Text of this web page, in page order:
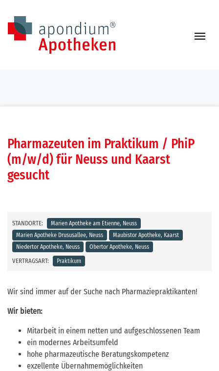
Pharmazeuten im Praktikum / PhiP
(m/w/d) für Neuss und Kaarst
gesucht
STANDORTE:
Marien Apotheke am Etienne, Neuss
Marien Apotheke Drususallee, Neuss
Maubistor Apotheke, Kaarst
Niedertor Apotheke, Neuss
Obertor Apotheke, Neuss
VERTRAGSART: Praktikum
Wir sind immer auf der Suche nach Pharmaziepraktikanten!
Wir bieten:
Mitarbeit in einem netten und aufgeschlossenen Team
ein modernes Arbeitsumfeld
hohe pharmazeutische Beratungskompetenz
exzellente Übernahmemöglichkeiten